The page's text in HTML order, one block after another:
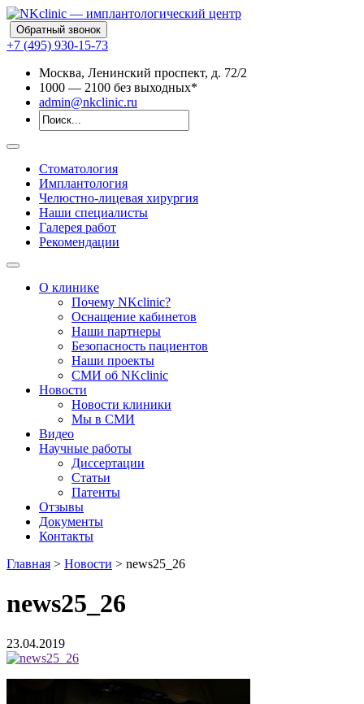
Обратный звонок
+7 (495) 930-15-73
Москва, Ленинский проспект, д. 72/2
1000 — 2100 без выходных*
admin@nkclinic.ru
Стоматология
Имплантология
Челюстно-лицевая хирургия
Наши специалисты
Галерея работ
Рекомендации
О клинике
Почему NKclinic?
Оснащение кабинетов
Наши партнеры
Безопасность пациентов
Наши проекты
СМИ об NKclinic
Новости
Новости клиники
Мы в СМИ
Видео
Научные работы
Диссертации
Статьи
Патенты
Отзывы
Документы
Контакты
Главная > Новости > news25_26
news25_26
23.04.2019